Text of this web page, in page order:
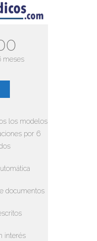
meses
los modelos
por 6
documentos
interés